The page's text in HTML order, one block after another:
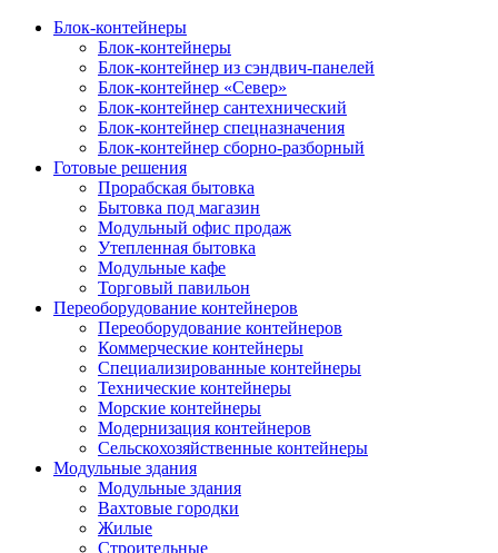
Блок-контейнеры
Блок-контейнеры
Блок-контейнер из сэндвич-панелей
Блок-контейнер «Север»
Блок-контейнер сантехнический
Блок-контейнер спецназначения
Блок-контейнер сборно-разборный
Готовые решения
Прорабская бытовка
Бытовка под магазин
Модульный офис продаж
Утепленная бытовка
Модульные кафе
Торговый павильон
Переоборудование контейнеров
Переоборудование контейнеров
Коммерческие контейнеры
Специализированные контейнеры
Технические контейнеры
Морские контейнеры
Модернизация контейнеров
Сельскохозяйственные контейнеры
Модульные здания
Модульные здания
Вахтовые городки
Жилые
Строительные